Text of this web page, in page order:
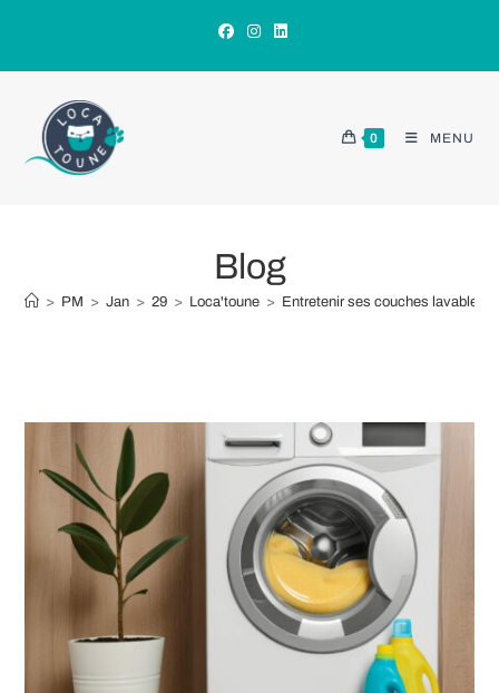
content
0 MENU
Blog
> PM > Jan > 29 > Loca'toune > Entretenir ses couches lavables